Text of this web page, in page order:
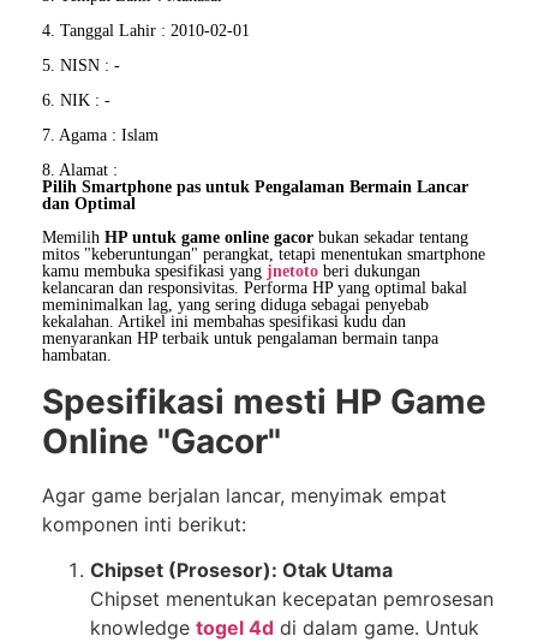
4. Tanggal Lahir : 2010-02-01
5. NISN : -
6. NIK : -
7. Agama : Islam
8. Alamat :
Pilih Smartphone pas untuk Pengalaman Bermain Lancar
dan Optimal
Memilih HP untuk game online gacor bukan sekadar tentang
mitos "keberuntungan" perangkat, tetapi menentukan smartphone
kamu membuka spesifikasi yang jnetoto beri dukungan
kelancaran dan responsivitas. Performa HP yang optimal bakal
meminimalkan lag, yang sering diduga sebagai penyebab
kekalahan. Artikel ini membahas spesifikasi kudu dan
menyarankan HP terbaik untuk pengalaman bermain tanpa
hambatan.
Spesifikasi mesti HP Game
Online "Gacor"
Agar game berjalan lancar, menyimak empat
komponen inti berikut:
Chipset (Prosesor): Otak Utama
Chipset menentukan kecepatan pemrosesan
knowledge togel 4d di dalam game. Untuk